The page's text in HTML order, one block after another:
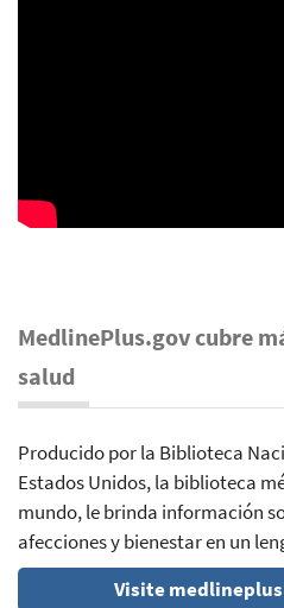
MedlinePlus.gov cubre
salud
Producido por la Biblioteca
Estados Unidos, la biblioteca
mundo, le brinda información
afecciones y bienestar en un
Visite